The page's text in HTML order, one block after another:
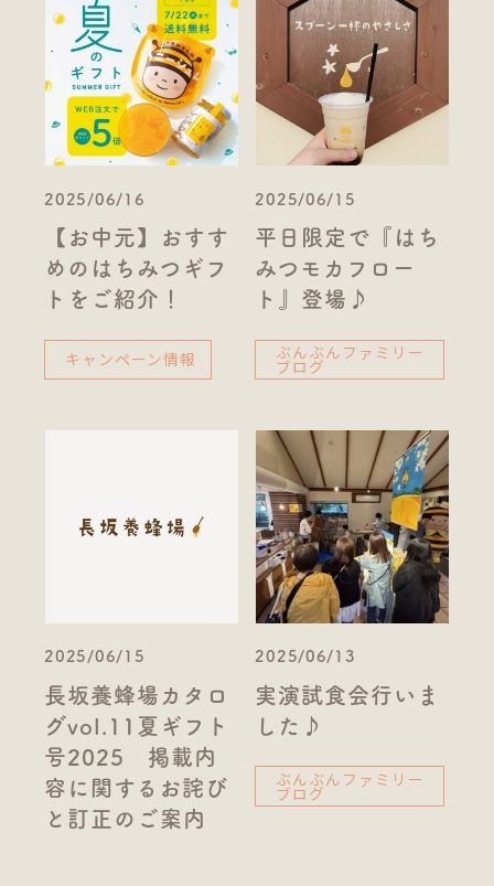
2025/06/16
【お中元】おすす
めのはちみつギフ
トをご紹介！
キャンペーン情報
2025/06/15
平日限定で『はち
みつモカフロー
ト』登場♪
ぶんぶんファミリー
ブログ
2025/06/15
長坂養蜂場カタロ
グvol.11夏ギフト
号2025 掲載内
容に関するお詫び
と訂正のご案内
2025/06/13
実演試食会行いま
した♪
ぶんぶんファミリー
ブログ